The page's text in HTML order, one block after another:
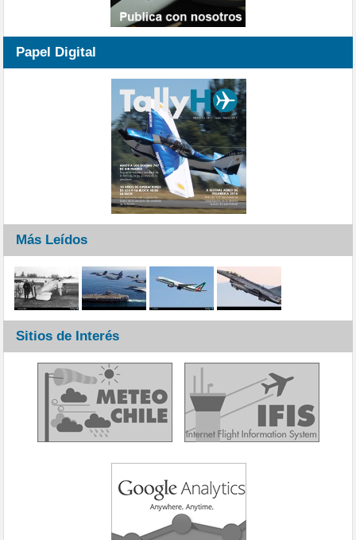
Papel Digital
Más Leídos
Sitios de Interés